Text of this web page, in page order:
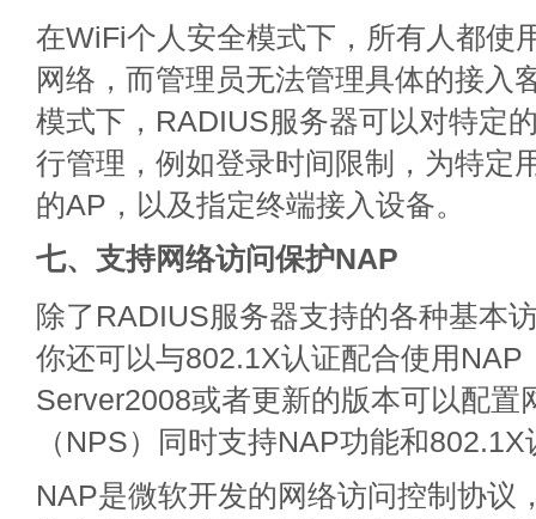
在WiFi个人安全模式下，所有人都使
网络，而管理员无法管理具体的接入
模式下，RADIUS服务器可以对特定
行管理，例如登录时间限制，为特定
的AP，以及指定终端接入设备。
七、支持网络访问保护NAP
除了RADIUS服务器支持的各种基本
你还可以与802.1X认证配合使用NAP
Server2008或者更新的版本可以配置
（NPS）同时支持NAP功能和802.1X
NAP是微软开发的网络访问控制协议